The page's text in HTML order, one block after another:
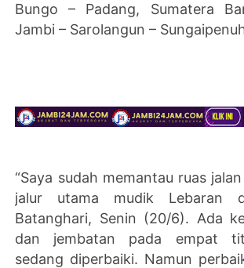
Bungo – Padang, Sumatera
Jambi – Sarolangun –
“Saya sudah memantau ruas
jalur utama mudik Lebaran
Batanghari, Senin (20/6). Ada
dan jembatan pada empat
sedang diperbaiki. Namun